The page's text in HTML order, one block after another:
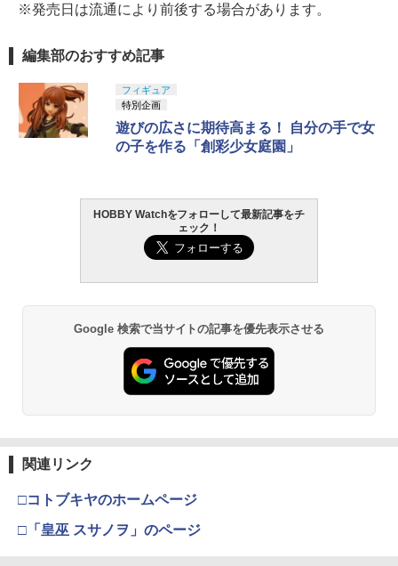
※発売日は流通により前後する場合があります。
編集部のおすすめ記事
フィギュア
特別企画
遊びの広さに期待高まる！ 自分の手で女
の子を作る「創彩少女庭園」
HOBBY Watchをフォローして最新記事をチ
ェック！
Google 検索で当サイトの記事を優先表示させる
関連リンク
□コトブキヤのホームページ
□「皇巫 スサノヲ」のページ